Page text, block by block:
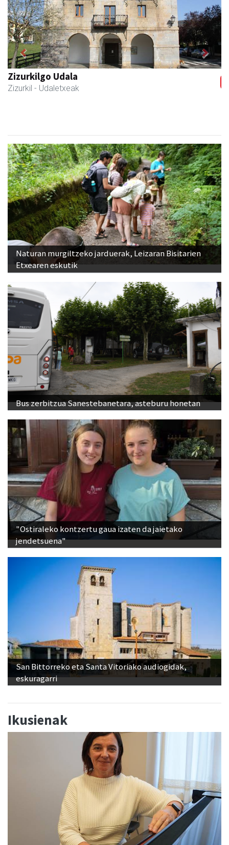
Zubimusu Ikastola
Zizurkil - Hezkuntza
Previous Next
Naturan murgiltzeko jarduerak, Leizaran Bisitarien
Etxearen eskutik
Bus zerbitzua Sanestebanetara, asteburu honetan
"Ostiraleko kontzertu gaua izaten da jaietako
jendetsuena"
San Bittorreko eta Santa Vitoriako audiogidak,
eskuragarri
Ikusienak